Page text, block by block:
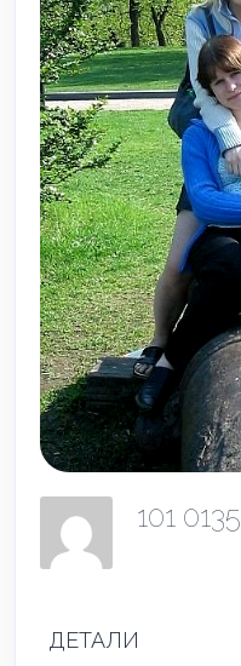
101 0135
ДЕТАЛИ